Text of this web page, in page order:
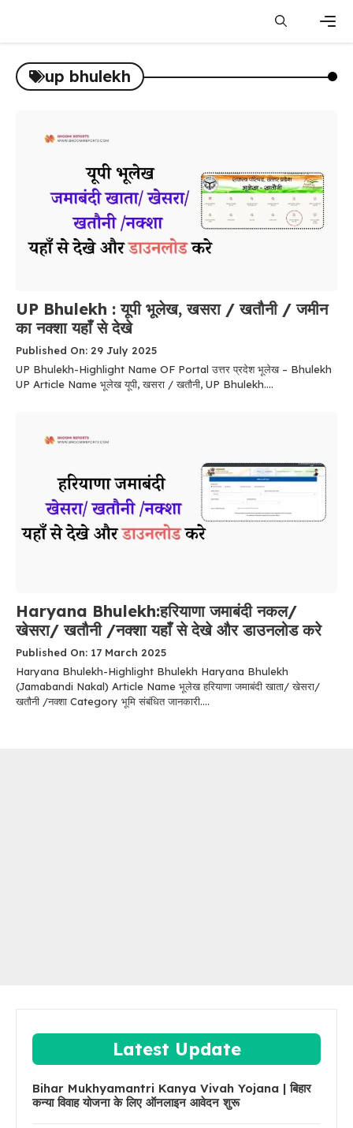
content
up bhulekh
UP Bhulekh : यूपी भूलेख, खसरा / खतौनी / जमीन
का नक्शा यहाँ से देखे
Published On: 29 July 2025
UP Bhulekh-Highlight Name OF Portal उत्तर प्रदेश भूलेख – Bhulekh
UP Article Name भूलेख यूपी, खसरा / खतौनी, UP Bhulekh....
Haryana Bhulekh:हरियाणा जमाबंदी नकल/
खेसरा/ खतौनी /नक्शा यहाँ से देखे और डाउनलोड करे
Published On: 17 March 2025
Haryana Bhulekh-Highlight Bhulekh Haryana Bhulekh
(Jamabandi Nakal) Article Name भूलेख हरियाणा जमाबंदी खाता/ खेसरा/
खतौनी /नक्शा Category भूमि संबंधित जानकारी....
Latest Update
Bihar Mukhyamantri Kanya Vivah Yojana | बिहार
कन्या विवाह योजना के लिए ऑनलाइन आवेदन शुरू